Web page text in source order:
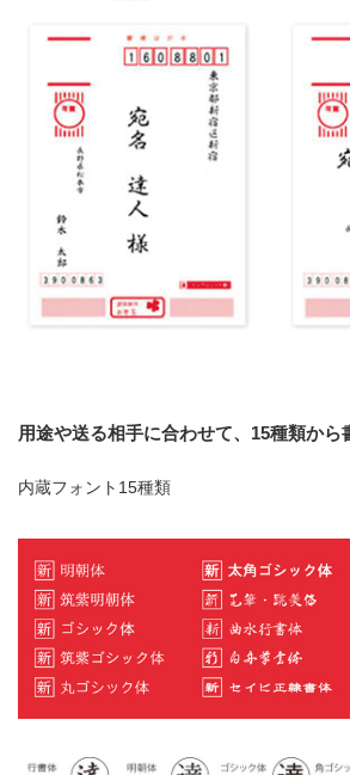
用途や送る相手に合わせて、15種類から
内蔵フォント15種類